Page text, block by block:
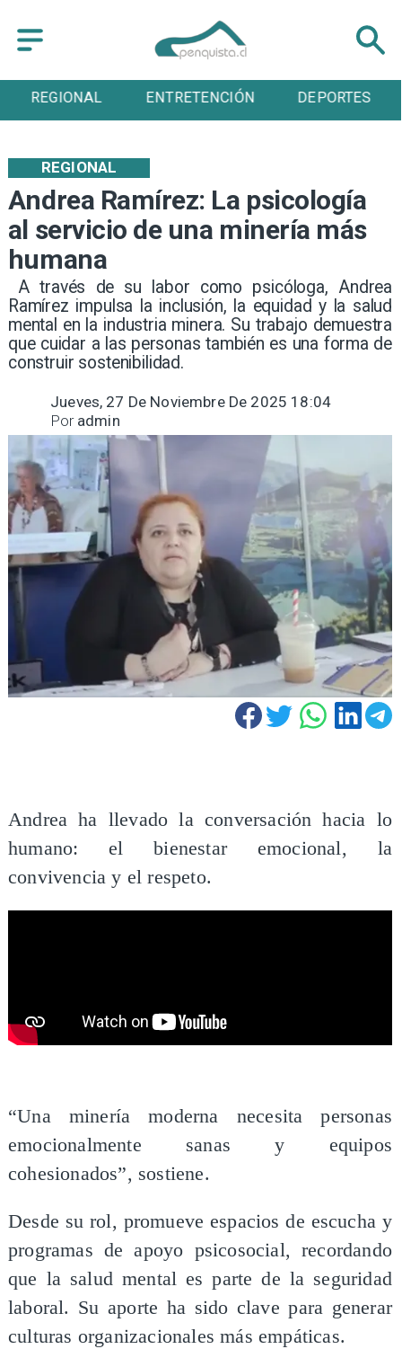
ENTRETENCIÓN DEPORTES CULTURA
Andrea Ramírez: La psicología
al servicio de una minería más
humana
​ A través de su labor como psicóloga, Andrea
Ramírez impulsa la inclusión, la equidad y la salud
mental en la industria minera. Su trabajo demuestra
que cuidar a las personas también es una forma de
construir sostenibilidad. ​
REGIONAL
Jueves, 27 De Noviembre De 2025 18:04
admin
Por
​Andrea ha llevado la conversación hacia lo
humano: el bienestar emocional, la
convivencia y el respeto.
“Una minería moderna necesita personas
emocionalmente sanas y equipos
cohesionados”, sostiene.
Desde su rol, promueve espacios de escucha y
programas de apoyo psicosocial, recordando
que la salud mental es parte de la seguridad
laboral. Su aporte ha sido clave para generar
culturas organizacionales más empáticas.